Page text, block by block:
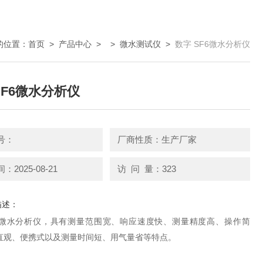
位置： 首页 > 产品中心 > > 微水测试仪 > 数字 SF6微水分析仪
微水分析仪
： 厂商性质：生产厂家
：2025-08-21 访 问 量：323
：
水分析仪，具有测量范围宽、响应速度快、测量精度高、操作简
观、便携式以及测量时间短、用气量省等特点。